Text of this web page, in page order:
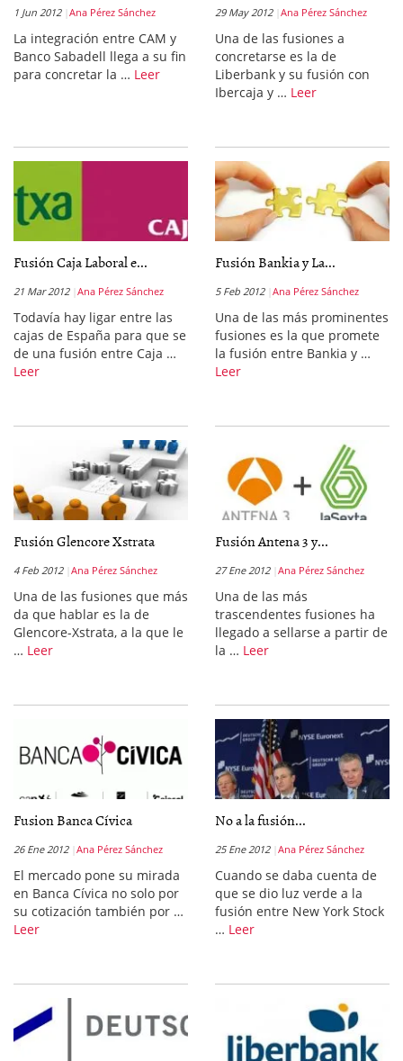
1 Jun 2012 Ana Pérez Sánchez
La integración entre CAM y
Banco Sabadell llega a su fin
para concretar la … Leer
29 May 2012 Ana Pérez Sánchez
Una de las fusiones a
concretarse es la de
Liberbank y su fusión con
Ibercaja y … Leer
Fusión Caja Laboral e...
21 Mar 2012 Ana Pérez Sánchez
Todavía hay ligar entre las
cajas de España para que se
de una fusión entre Caja …
Leer
Fusión Bankia y La...
5 Feb 2012 Ana Pérez Sánchez
Una de las más prominentes
fusiones es la que promete
la fusión entre Bankia y …
Leer
Fusión Glencore Xstrata
4 Feb 2012 Ana Pérez Sánchez
Una de las fusiones que más
da que hablar es la de
Glencore-Xstrata, a la que le
… Leer
Fusión Antena 3 y...
27 Ene 2012 Ana Pérez Sánchez
Una de las más
trascendentes fusiones ha
llegado a sellarse a partir de
la … Leer
Fusion Banca Cívica
26 Ene 2012 Ana Pérez Sánchez
El mercado pone su mirada
en Banca Cívica no solo por
su cotización también por …
Leer
No a la fusión...
25 Ene 2012 Ana Pérez Sánchez
Cuando se daba cuenta de
que se dio luz verde a la
fusión entre New York Stock
… Leer